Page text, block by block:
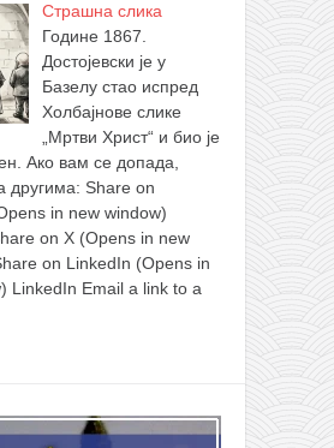
Страшна слика
Године 1867.
Достојевски је у
Базелу стао испред
Холбајнове слике
„Мртви Христ“ и био је
Ако вам се допада,
другима: Share on
in new window)
on X (Opens in new
on LinkedIn (Opens in
LinkedIn Email a link to a